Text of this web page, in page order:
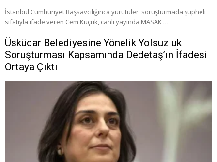
İstanbul Cumhuriyet Başsavcılığınca yürütülen soruşturmada şüpheli
sıfatıyla ifade veren Cem Küçük, canlı yayında MASAK …
Üsküdar Belediyesine Yönelik Yolsuzluk
Soruşturması Kapsamında Dedetaş’ın İfadesi
Ortaya Çıktı